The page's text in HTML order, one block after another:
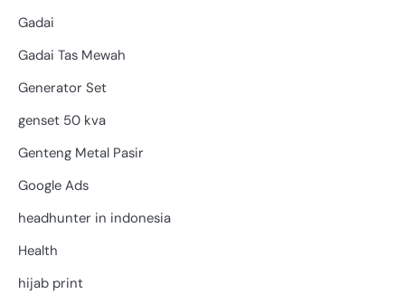
Gadai
Gadai Tas Mewah
Generator Set
genset 50 kva
Genteng Metal Pasir
Google Ads
headhunter in indonesia
Health
hijab print